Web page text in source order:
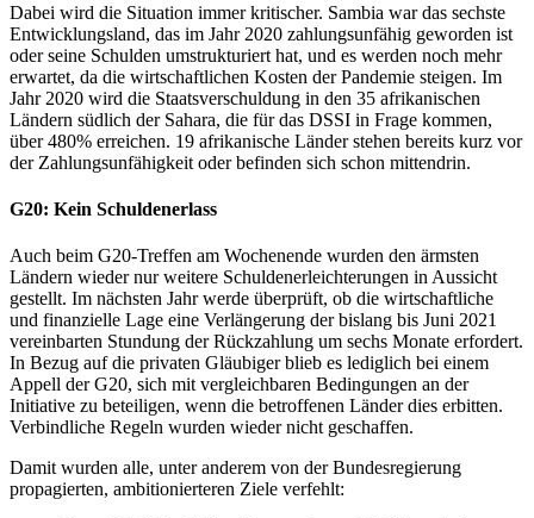
Dabei wird die Situation immer kritischer. Sambia war das sechste
Entwicklungsland, das im Jahr 2020 zahlungsunfähig geworden ist
oder seine Schulden umstrukturiert hat, und es werden noch mehr
erwartet, da die wirtschaftlichen Kosten der Pandemie steigen. Im
Jahr 2020 wird die Staatsverschuldung in den 35 afrikanischen
Ländern südlich der Sahara, die für das DSSI in Frage kommen,
über 480% erreichen. 19 afrikanische Länder stehen bereits kurz vor
der Zahlungsunfähigkeit oder befinden sich schon mittendrin.
G20: Kein Schuldenerlass
Auch beim G20-Treffen am Wochenende wurden den ärmsten
Ländern wieder nur weitere Schuldenerleichterungen in Aussicht
gestellt. Im nächsten Jahr werde überprüft, ob die wirtschaftliche
und finanzielle Lage eine Verlängerung der bislang bis Juni 2021
vereinbarten Stundung der Rückzahlung um sechs Monate erfordert.
In Bezug auf die privaten Gläubiger blieb es lediglich bei einem
Appell der G20, sich mit vergleichbaren Bedingungen an der
Initiative zu beteiligen, wenn die betroffenen Länder dies erbitten.
Verbindliche Regeln wurden wieder nicht geschaffen.
Damit wurden alle, unter anderem von der Bundesregierung
propagierten, ambitionierteren Ziele verfehlt: